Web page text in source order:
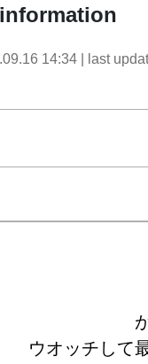
14:34 | last
ウオッチして